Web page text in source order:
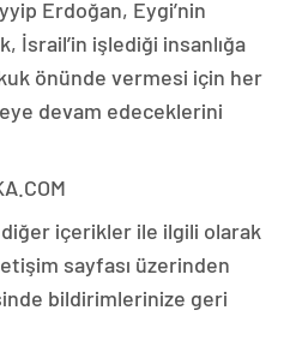
Erdoğan, Eygi’nin
İsrail’in işlediği insanlığa
önünde vermesi için her
devam edeceklerini
içerikler ile ilgili olarak
sayfası üzerinden
bildirimlerinize geri